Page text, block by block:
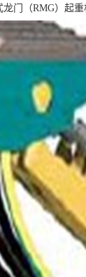
门（RMG）起